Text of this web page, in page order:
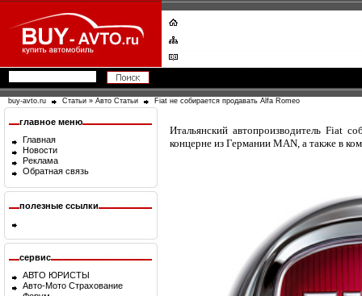
buy-avto.ru Статьи » Авто Статьи Fiat не собирается продавать Alfa Romeo
главное меню
Главная
Новости
Реклама
Обратная связь
полезные ссылки
сервис
АВТО ЮРИСТЫ
Авто-Мото Страхование
Итальянский автопроизводитель Fiat
концерне из Германии MAN, а также в